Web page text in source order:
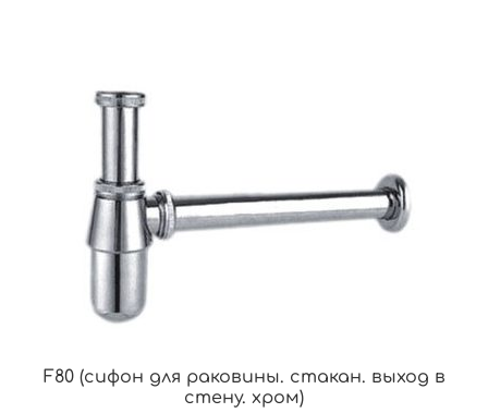
F80 (сифон для раковины. стакан. выход в
стену. хром)